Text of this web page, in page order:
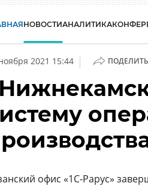
НОВОСТИАНАЛИТИКА
2021 15:44 |
офис «1С‑Рарус»